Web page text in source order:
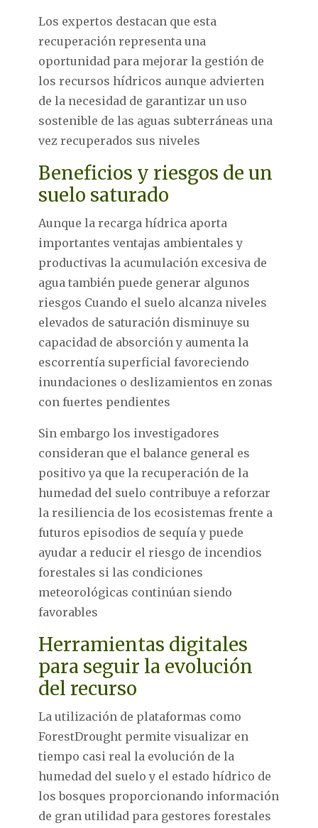
Los expertos destacan que esta
recuperación representa una
oportunidad para mejorar la gestión de
los recursos hídricos aunque advierten
de la necesidad de garantizar un uso
sostenible de las aguas subterráneas una
vez recuperados sus niveles
Beneficios y riesgos de un
suelo saturado
Aunque la recarga hídrica aporta
importantes ventajas ambientales y
productivas la acumulación excesiva de
agua también puede generar algunos
riesgos Cuando el suelo alcanza niveles
elevados de saturación disminuye su
capacidad de absorción y aumenta la
escorrentía superficial favoreciendo
inundaciones o deslizamientos en zonas
con fuertes pendientes
Sin embargo los investigadores
consideran que el balance general es
positivo ya que la recuperación de la
humedad del suelo contribuye a reforzar
la resiliencia de los ecosistemas frente a
futuros episodios de sequía y puede
ayudar a reducir el riesgo de incendios
forestales si las condiciones
meteorológicas continúan siendo
favorables
Herramientas digitales
para seguir la evolución
del recurso
La utilización de plataformas como
ForestDrought permite visualizar en
tiempo casi real la evolución de la
humedad del suelo y el estado hídrico de
los bosques proporcionando información
de gran utilidad para gestores forestales